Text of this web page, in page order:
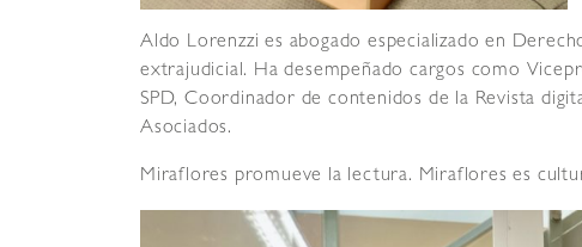
Aldo Lorenzzi es abogado especializado en
extrajudicial. Ha desempeñado cargos como
SPD, Coordinador de contenidos de la Revista
Asociados.
Miraflores promueve la lectura. Miraflores es